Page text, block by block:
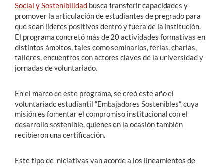
Social y Sostenibilidad busca transferir capacidades y
promover la articulación de estudiantes de pregrado para
que sean líderes positivos dentro y fuera de la institución.
El programa concretó más de 20 actividades formativas en
distintos ámbitos, tales como seminarios, ferias, charlas,
talleres, encuentros con actores claves de la universidad y
jornadas de voluntariado.
En el marco de este programa, se creó este año el
voluntariado estudiantil “Embajadores Sostenibles”, cuya
misión es fomentar el compromiso institucional con el
desarrollo sostenible, quienes en la ocasión también
recibieron una certificación.
Este tipo de iniciativas van acorde a los lineamientos de